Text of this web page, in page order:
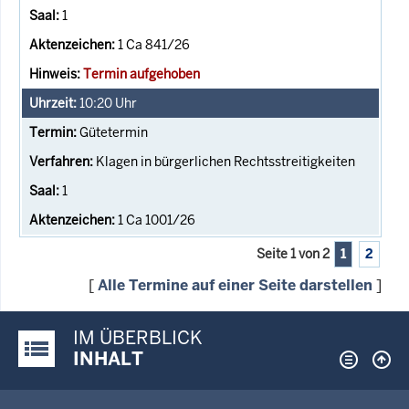
1
1 Ca 841/26
Termin aufgehoben
10:20 Uhr
Gütetermin
Klagen in bürgerlichen Rechtsstreitigkeiten
1
1 Ca 1001/26
Seite 1 von 2 1 2
[Alle Termine auf einer Seite darstellen ]
Justiz-Portal im Überblick:
IM ÜBERBLICK
INHALT